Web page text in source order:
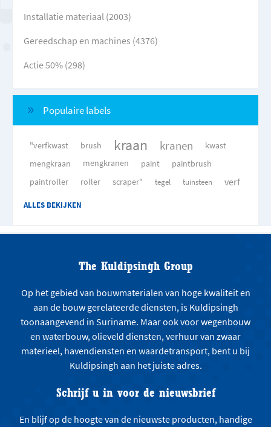
Installatie materiaal (2003)
Gereedschap en machines (4376)
Actie 50% (298)
Populaire labels
"verfkwast brush kraan kranen
kwast
mengkraan
mengkranen paint
paintbrush
paintroller
roller scraper" tegel tuinsteen verf
ALLES BEKIJKEN
The Kuldipsingh Group
Op het gebied van bouwmaterialen van hoge kwaliteit en
aan de bouw gerelateerde diensten, is Kuldipsingh
toonaangevend in Suriname. Maar ook voor wegenbouw
en waterbouw, olieveld diensten, verhuur van zwaar
materieel, havendiensten en waardetransport, bent u bij
Kuldipsingh aan het juiste adres.
Schrijf u in voor de nieuwsbrief
En blijf op de hoogte van de nieuwste producten, handige